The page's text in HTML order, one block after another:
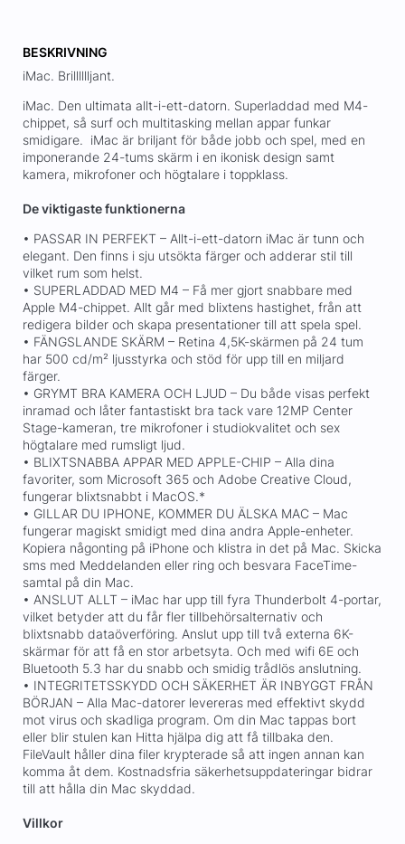
BESKRIVNING
iMac. Brilllllljant.
iMac. Den ultimata allt-i-ett-datorn. Superladdad med M4-
chippet, så surf och multitasking mellan appar funkar
smidigare. iMac är briljant för både jobb och spel, med en
imponerande 24-tums skärm i en ikonisk design samt
kamera, mikrofoner och högtalare i toppklass.
De viktigaste funktionerna
• PASSAR IN PERFEKT – Allt-i-ett-datorn iMac är tunn och
elegant. Den finns i sju utsökta färger och adderar stil till
vilket rum som helst.
• SUPERLADDAD MED M4 – Få mer gjort snabbare med
Apple M4-chippet. Allt går med blixtens hastighet, från att
redigera bilder och skapa presentationer till att spela spel.
• FÄNGSLANDE SKÄRM – Retina 4,5K-skärmen på 24 tum
har 500 cd/m² ljusstyrka och stöd för upp till en miljard
färger.
• GRYMT BRA KAMERA OCH LJUD – Du både visas perfekt
inramad och låter fantastiskt bra tack vare 12MP Center
Stage-kameran, tre mikrofoner i studiokvalitet och sex
högtalare med rumsligt ljud.
• BLIXTSNABBA APPAR MED APPLE-CHIP – Alla dina
favoriter, som Microsoft 365 och Adobe Creative Cloud,
fungerar blixtsnabbt i MacOS.*
• GILLAR DU IPHONE, KOMMER DU ÄLSKA MAC – Mac
fungerar magiskt smidigt med dina andra Apple-enheter.
Kopiera någonting på iPhone och klistra in det på Mac. Skicka
sms med Meddelanden eller ring och besvara FaceTime-
samtal på din Mac.
• ANSLUT ALLT – iMac har upp till fyra Thunderbolt 4-portar,
vilket betyder att du får fler tillbehörsalternativ och
blixtsnabb dataöverföring. Anslut upp till två externa 6K-
skärmar för att få en stor arbetsyta. Och med wifi 6E och
Bluetooth 5.3 har du snabb och smidig trådlös anslutning.
• INTEGRITETSSKYDD OCH SÄKERHET ÄR INBYGGT FRÅN
BÖRJAN – Alla Mac-datorer levereras med effektivt skydd
mot virus och skadliga program. Om din Mac tappas bort
eller blir stulen kan Hitta hjälpa dig att få tillbaka den.
FileVault håller dina filer krypterade så att ingen annan kan
komma åt dem. Kostnadsfria säkerhetsuppdateringar bidrar
till att hålla din Mac skyddad.
Villkor